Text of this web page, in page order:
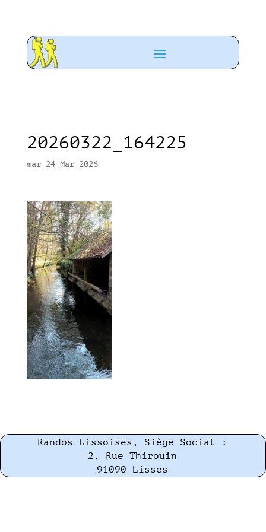
20260322_164225
mar 24 Mar 2026
Randos Lissoises, Siège Social :
2, Rue Thirouin
91090 Lisses